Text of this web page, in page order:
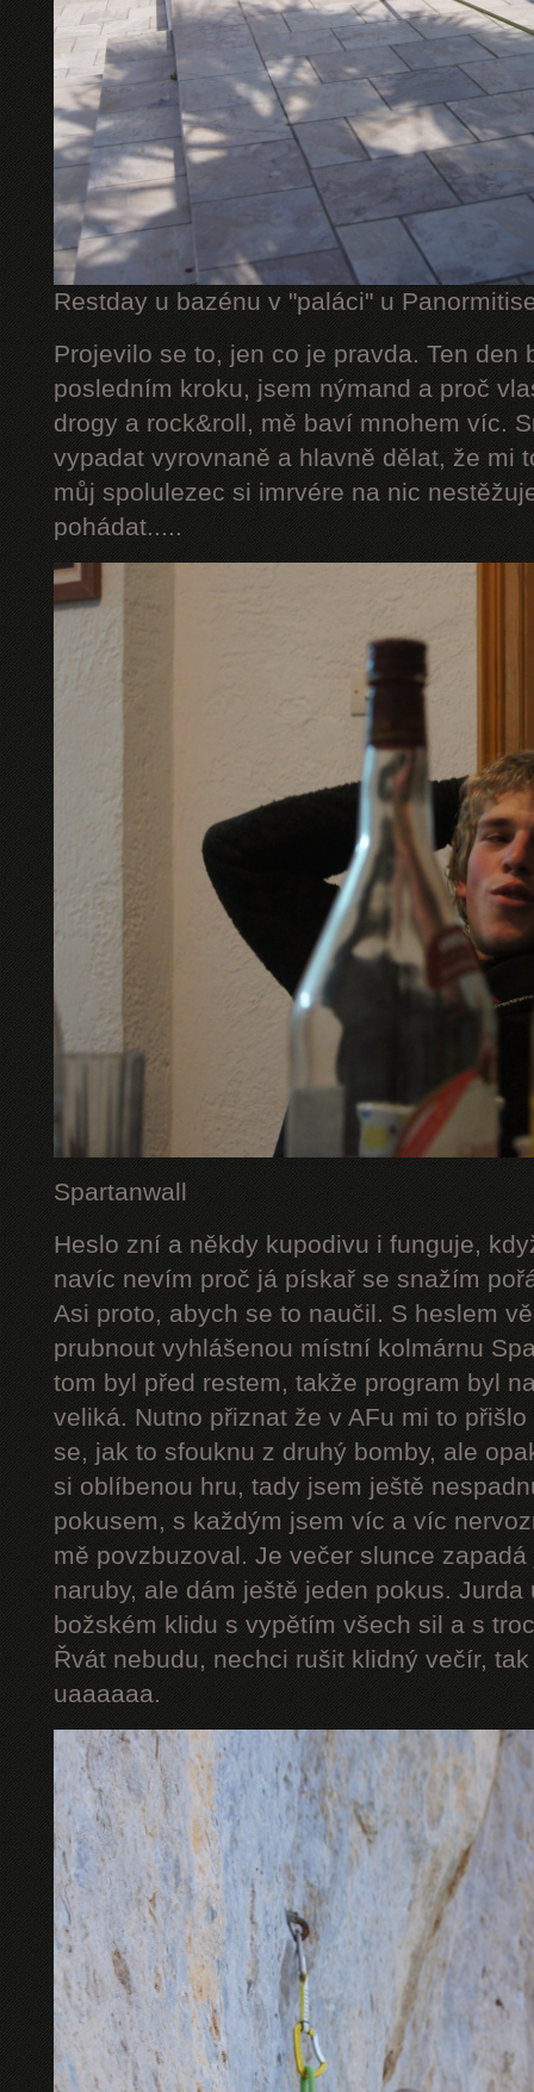
Restday u bazénu v "paláci" u
Projevilo se to, jen co je pravda. Ten den
posledním kroku, jsem nýmand a proč
drogy a rock&roll, mě baví mnohem víc.
vypadat vyrovnaně a hlavně dělat, že mi
můj spolulezec si imrvére na nic
pohádat.....
Spartanwall
Heslo zní a někdy kupodivu i funguje,
navíc nevím proč já pískař se snažím
Asi proto, abych se to naučil. S heslem
prubnout vyhlášenou místní kolmárnu
tom byl před restem, takže program byl
veliká. Nutno přiznat že v AFu mi to
se, jak to sfouknu z druhý bomby, ale
si oblíbenou hru, tady jsem ještě
pokusem, s každým jsem víc a víc
mě povzbuzoval. Je večer slunce
naruby, ale dám ještě jeden pokus.
božském klidu s vypětím všech sil a s
Řvát nebudu, nechci rušit klidný večír,
uaaaaaa.